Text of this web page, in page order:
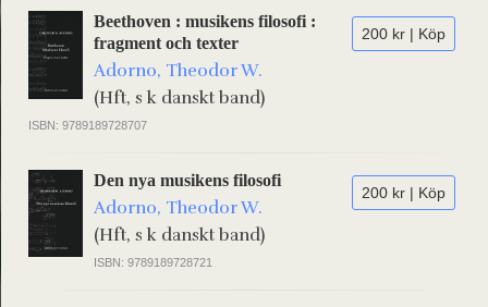
200 kr | Köp
Beethoven : musikens filosofi :
fragment och texter
Adorno, Theodor W.
(Hft, s k danskt band)
ISBN: 9789189728707
200 kr | Köp
Den nya musikens filosofi
Adorno, Theodor W.
(Hft, s k danskt band)
ISBN: 9789189728721